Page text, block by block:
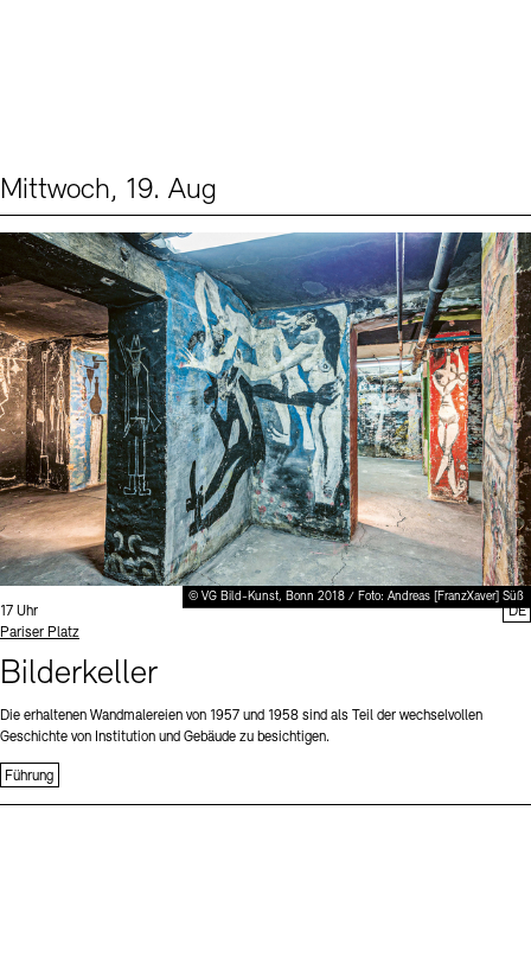
Mittwoch, 19. Aug
© VG Bild-Kunst, Bonn 2018 / Foto: Andreas [FranzXaver] Süß
Uhrzeit:
17 Uhr
Standort
Pariser Platz
Bilderkeller
Die erhaltenen Wandmalereien von 1957 und 1958 sind als Teil der wechselvollen
Geschichte von Institution und Gebäude zu besichtigen.
Führung
DE